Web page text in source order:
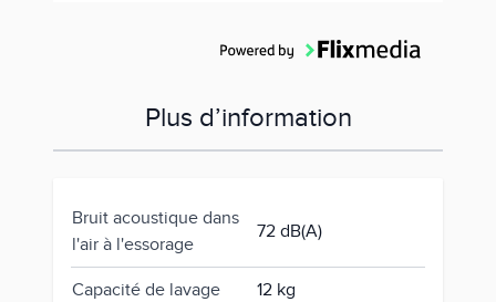
Plus d’information
Bruit acoustique dans
l'air à l'essorage
72 dB(A)
Capacité de lavage 12 kg